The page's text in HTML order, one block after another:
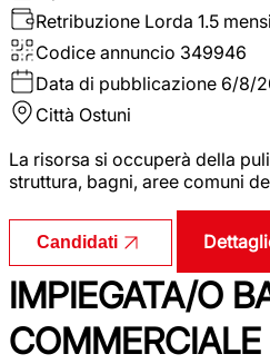
Retribuzione Lorda 1.5
Codice annuncio 349946
Data di pubblicazione 6/8/
Città Ostuni
La risorsa si occuperà della
struttura, bagni, aree comuni
Candidati
IMPIEGATA/O
COMMERCIALE